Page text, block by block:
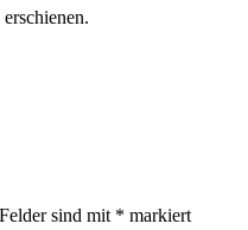
sind mit * markiert